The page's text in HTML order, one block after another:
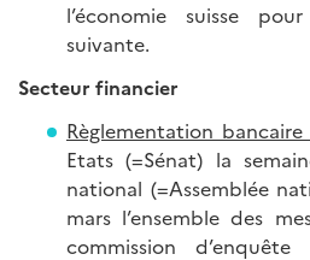
l’économie suisse
suivante.
Secteur financier
Règlementation bancaire
Etats (=Sénat) la
national (=Assemblée
mars l’ensemble des
commission